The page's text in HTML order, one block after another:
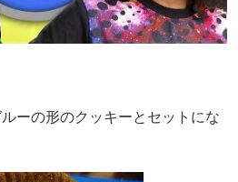
ーの形のクッキーとセットにな